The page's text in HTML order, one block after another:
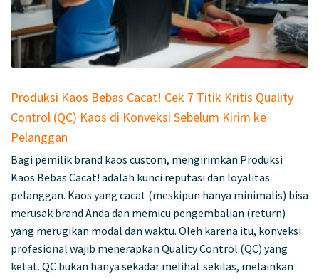
Produksi Kaos Bebas Cacat! Cek 7 Titik Kritis Quality
Control (QC) Kaos di Konveksi Sebelum Kirim ke
Pelanggan
Bagi pemilik brand kaos custom, mengirimkan Produksi
Kaos Bebas Cacat! adalah kunci reputasi dan loyalitas
pelanggan. Kaos yang cacat (meskipun hanya minimalis) bisa
merusak brand Anda dan memicu pengembalian (return)
yang merugikan modal dan waktu. Oleh karena itu, konveksi
profesional wajib menerapkan Quality Control (QC) yang
ketat. QC bukan hanya sekadar melihat sekilas, melainkan